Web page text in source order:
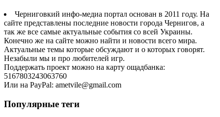
Черниговкий инфо-медиа портал основан в 2011 году. На
сайте представлены последние новости города Чернигов, а
так же все самые актуальные события со всей Украины.
Конечно же на сайте можно найти и новости всего мира.
Актуальные темы которые обсуждают и о которых говорят.
Незабыли мы и про любителей игр.
Поддержать проект можно на карту ощадбанка:
5167803243063760
Или на PayPal: ametvile@gmail.com
Популярные теги